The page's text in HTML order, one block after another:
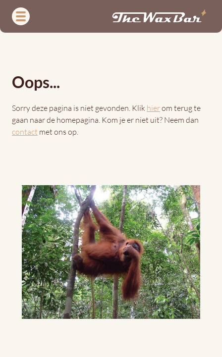
Oops...
Sorry deze pagina is niet gevonden. Klik hierom terug te
gaan naar de homepagina. Kom je er niet uit? Neem dan
contact met ons op.